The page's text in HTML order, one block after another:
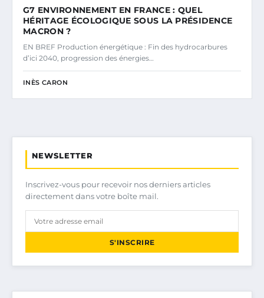
G7 ENVIRONNEMENT EN FRANCE : QUEL
HÉRITAGE ÉCOLOGIQUE SOUS LA PRÉSIDENCE
MACRON ?
EN BREF Production énergétique : Fin des hydrocarbures
d’ici 2040, progression des énergies…
INÈS CARON
NEWSLETTER
Inscrivez-vous pour recevoir nos derniers articles
directement dans votre boîte mail.
S'INSCRIRE